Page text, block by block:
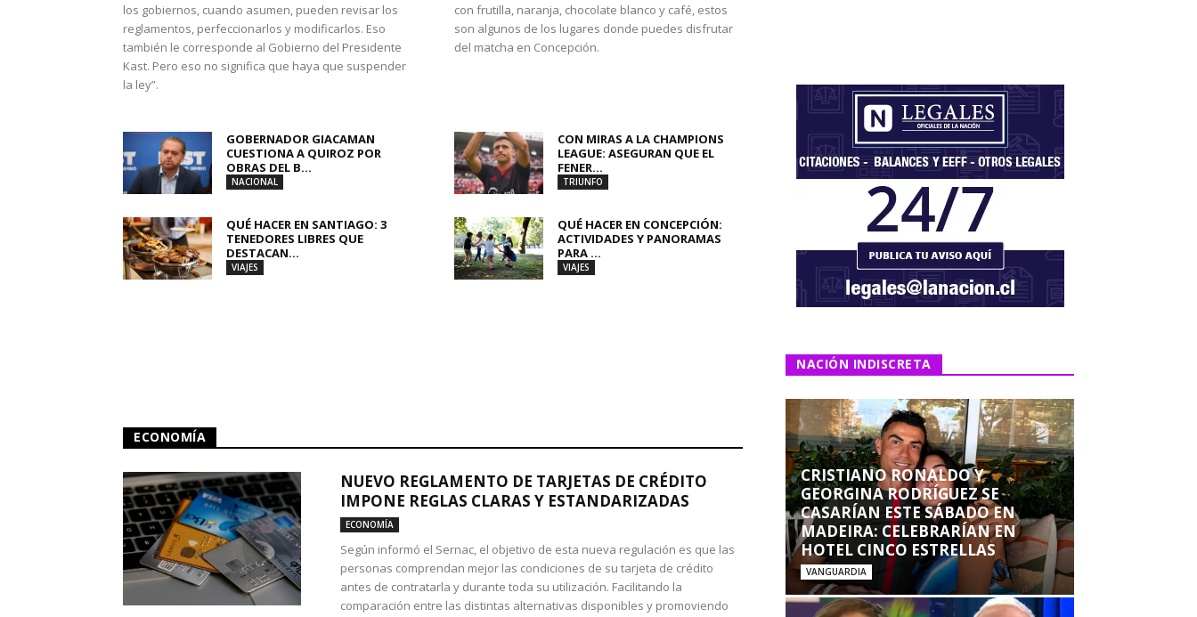
los gobiernos, cuando asumen, pueden revisar los
reglamentos, perfeccionarlos y modificarlos. Eso
también le corresponde al Gobierno del Presidente
Kast. Pero eso no significa que haya que suspender
la ley”.
con frutilla, naranja, chocolate blanco y café, estos
son algunos de los lugares donde puedes disfrutar
del matcha en Concepción.
GOBERNADOR GIACAMAN
CUESTIONA A QUIROZ POR
OBRAS DEL B...
NACIONAL
CON MIRAS A LA CHAMPIONS
LEAGUE: ASEGURAN QUE EL
FENER...
TRIUNFO
QUÉ HACER EN SANTIAGO: 3
TENEDORES LIBRES QUE
DESTACAN...
VIAJES
QUÉ HACER EN CONCEPCIÓN:
ACTIVIDADES Y PANORAMAS
PARA ...
VIAJES
ECONOMÍA
NUEVO REGLAMENTO DE TARJETAS DE CRÉDITO
IMPONE REGLAS CLARAS Y ESTANDARIZADAS
ECONOMÍA
Según informó el Sernac, el objetivo de esta nueva regulación es que las
personas comprendan mejor las condiciones de su tarjeta de crédito
antes de contratarla y durante toda su utilización. Facilitando la
comparación entre las distintas alternativas disponibles y promoviendo
NACIÓN INDISCRETA
CRISTIANO RONALDO Y
GEORGINA RODRÍGUEZ SE
CASARÍAN ESTE SÁBADO EN
MADEIRA: CELEBRARÍAN EN
HOTEL CINCO ESTRELLAS
VANGUARDIA